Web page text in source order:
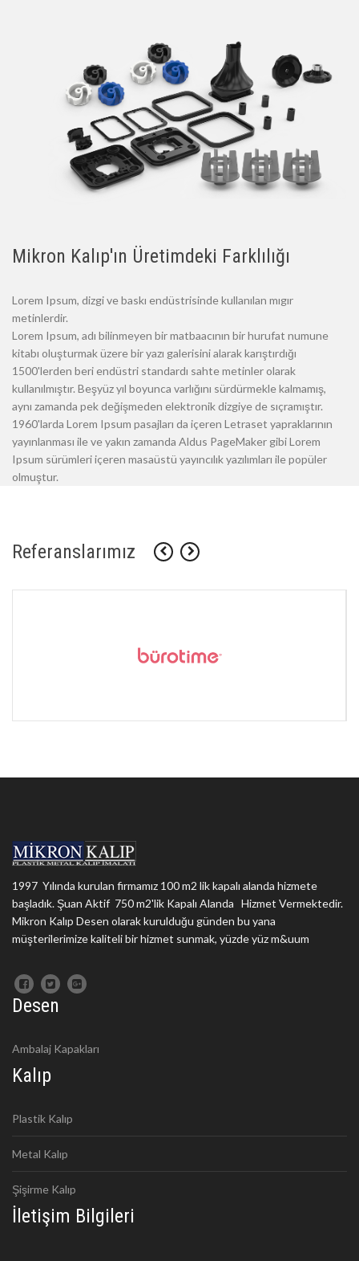
Mikron Kalıp'ın Üretimdeki Farklılığı
Lorem Ipsum, dizgi ve baskı endüstrisinde kullanılan mıgır
metinlerdir.
Lorem Ipsum, adı bilinmeyen bir matbaacının bir hurufat numune
kitabı oluşturmak üzere bir yazı galerisini alarak karıştırdığı
1500'lerden beri endüstri standardı sahte metinler olarak
kullanılmıştır. Beşyüz yıl boyunca varlığını sürdürmekle kalmamış,
aynı zamanda pek değişmeden elektronik dizgiye de sıçramıştır.
1960'larda Lorem Ipsum pasajları da içeren Letraset yapraklarının
yayınlanması ile ve yakın zamanda Aldus PageMaker gibi Lorem
Ipsum sürümleri içeren masaüstü yayıncılık yazılımları ile popüler
olmuştur.
Referanslarımız
1997 Yılında kurulan firmamız 100 m2 lik kapalı alanda hizmete
başladık. Şuan Aktif 750 m2'lik Kapalı Alanda Hizmet Vermektedir.
Mikron Kalıp Desen olarak kurulduğu günden bu yana
müşterilerimize kaliteli bir hizmet sunmak, yüzde yüz m&uum
Desen
Ambalaj Kapakları
Kalıp
Plastik Kalıp
Metal Kalıp
Şişirme Kalıp
İletişim Bilgileri